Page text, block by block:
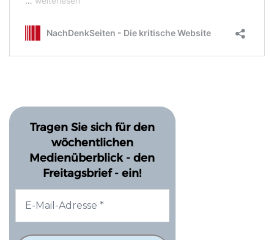
Tragen Sie sich für den
wöchentlichen
Medienüberblick - den
Freitagsbrief - ein!